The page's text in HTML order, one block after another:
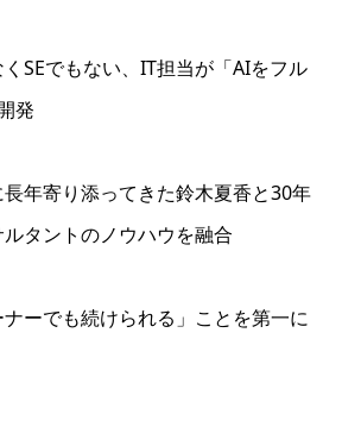
SEでもない、IT担当が「AIをフル
発
年寄り添ってきた鈴木夏香と30年
タントのノウハウを融合
ナーでも続けられる」ことを第一に